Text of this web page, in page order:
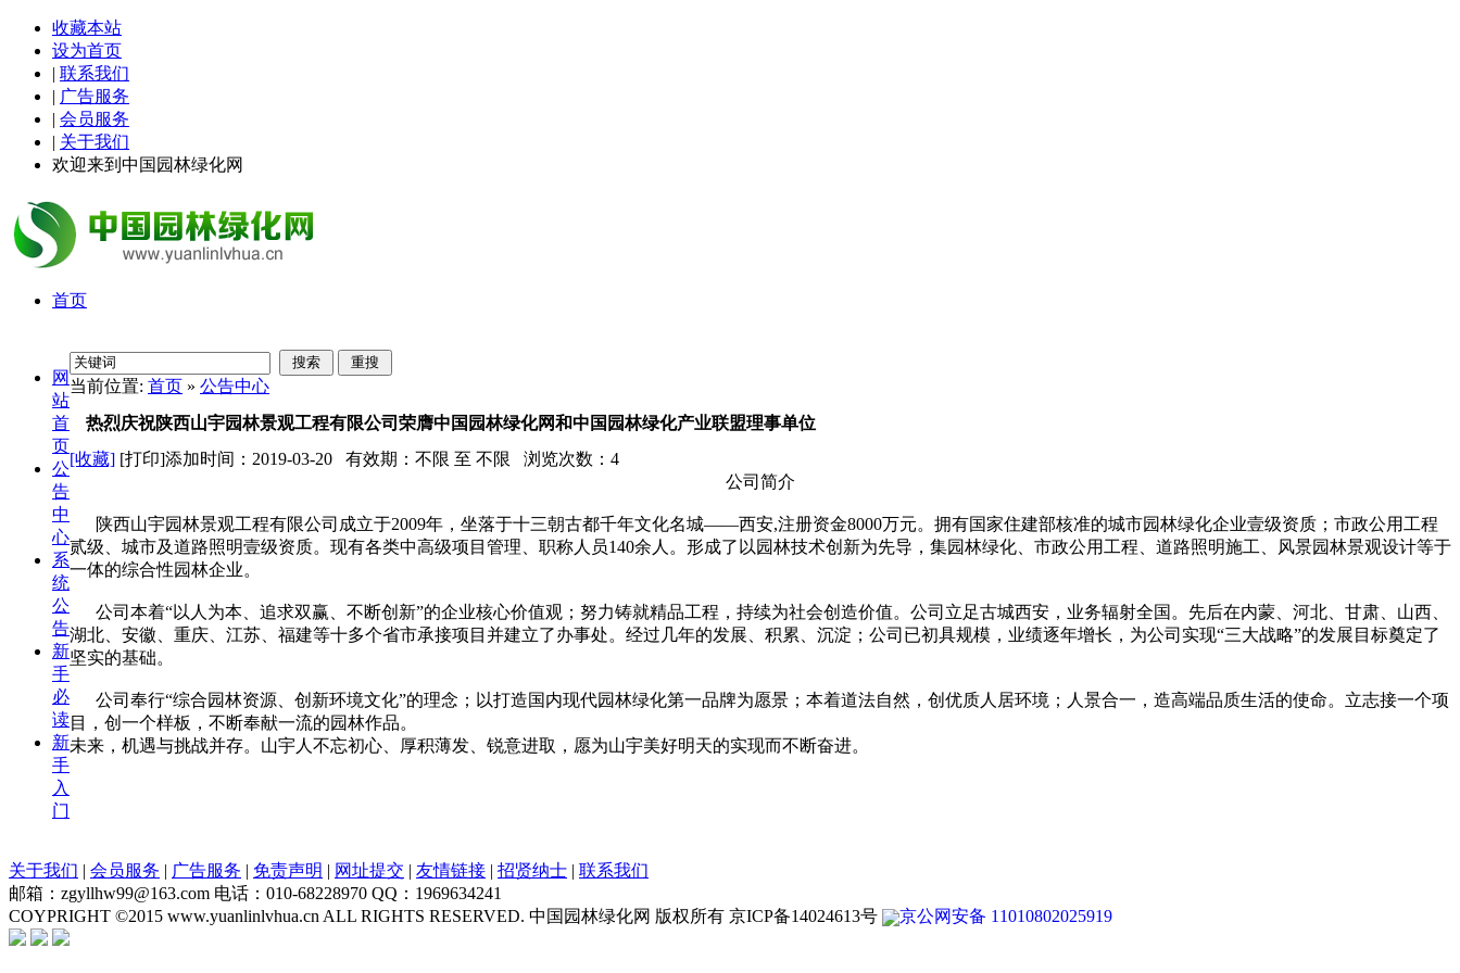
收藏本站
设为首页
| 联系我们
| 广告服务
| 会员服务
| 关于我们
欢迎来到中国园林绿化网
首页
网
站
首
页
公
告
中
心
系
统
公
告
新
手
必
读
新
手
入
门
当前位置: 首页 » 公告中心
热烈庆祝陕西山宇园林景观工程有限公司荣膺中国园林绿化网和中国园林绿化产业联盟理事单位
[收藏] [打印]添加时间：2019-03-20 有效期：不限 至 不限 浏览次数： 4
公司简介
陕西山宇园林景观工程有限公司成立于2009年，坐落于十三朝古都千年文化名城——西安,注册资金8000万元。拥有国家住建部核准的城市园林绿化企业壹级资质；市政公用工程
贰级、城市及道路照明壹级资质。现有各类中高级项目管理、职称人员140余人。形成了以园林技术创新为先导，集园林绿化、市政公用工程、道路照明施工、风景园林景观设计等于
一体的综合性园林企业。
公司本着“以人为本、追求双赢、不断创新”的企业核心价值观；努力铸就精品工程，持续为社会创造价值。公司立足古城西安，业务辐射全国。先后在内蒙、河北、甘肃、山西、
湖北、安徽、重庆、江苏、福建等十多个省市承接项目并建立了办事处。经过几年的发展、积累、沉淀；公司已初具规模，业绩逐年增长，为公司实现“三大战略”的发展目标奠定了
坚实的基础。
公司奉行“综合园林资源、创新环境文化”的理念；以打造国内现代园林绿化第一品牌为愿景；本着道法自然，创优质人居环境；人景合一，造高端品质生活的使命。立志接一个项
目，创一个样板，不断奉献一流的园林作品。
未来，机遇与挑战并存。山宇人不忘初心、厚积薄发、锐意进取，愿为山宇美好明天的实现而不断奋进。
关于我们 | 会员服务 | 广告服务 | 免责声明 | 网址提交 | 友情链接 | 招贤纳士 | 联系我们
邮箱：zgyllhw99@163.com 电话：010-68228970 QQ：1969634241
COYPRIGHT ©2015 www.yuanlinlvhua.cn ALL RIGHTS RESERVED. 中国园林绿化网 版权所有 京ICP备14024613号
京公网安备 11010802025919